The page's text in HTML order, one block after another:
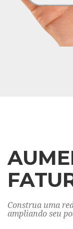
Construa uma
ampliando seu